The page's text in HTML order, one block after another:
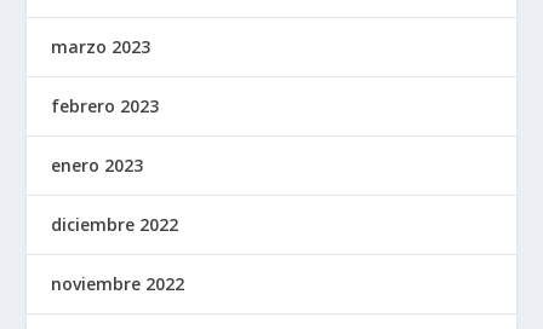
marzo 2023
febrero 2023
enero 2023
diciembre 2022
noviembre 2022